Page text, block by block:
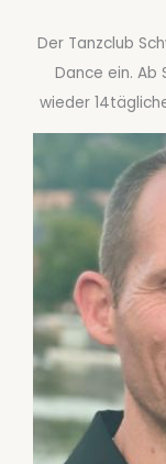
Der Tanzclub
Dance ein.
wieder